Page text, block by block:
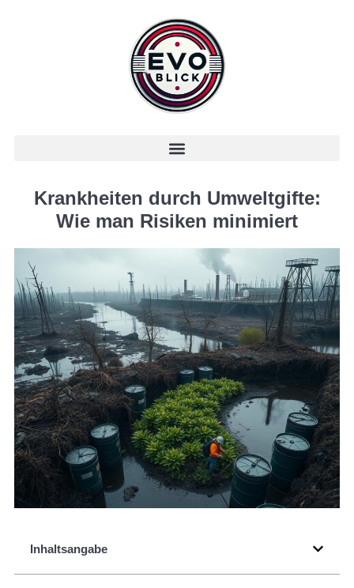
Krankheiten durch Umweltgifte:
Wie man Risiken minimiert
Inhaltsangabe